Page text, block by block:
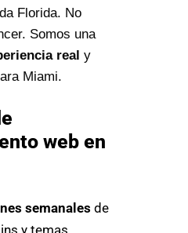
Florida. No
Somos una
real y
Miami.
web en
semanales de
y temas